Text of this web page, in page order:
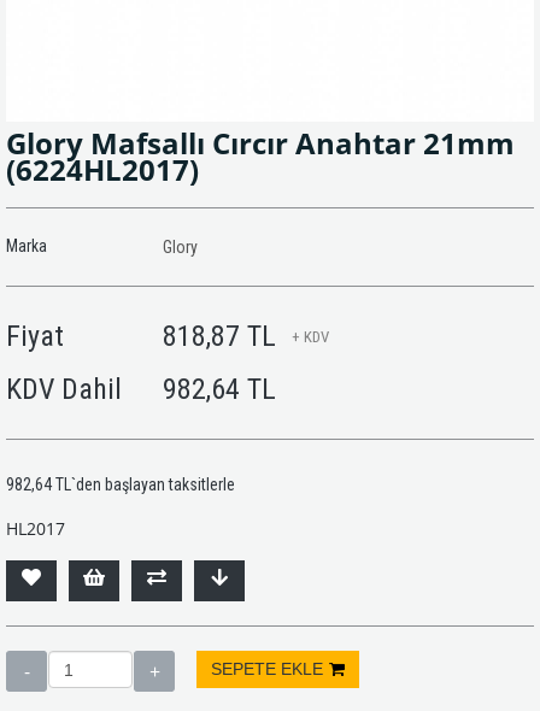
Glory Mafsallı Cırcır Anahtar 21mm
(6224HL2017)
Marka Glory
Fiyat 818,87 TL + KDV
KDV Dahil 982,64 TL
982,64 TL `den başlayan taksitlerle
HL2017